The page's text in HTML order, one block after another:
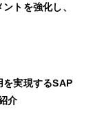
トを強化し、
を実現するSAP
介